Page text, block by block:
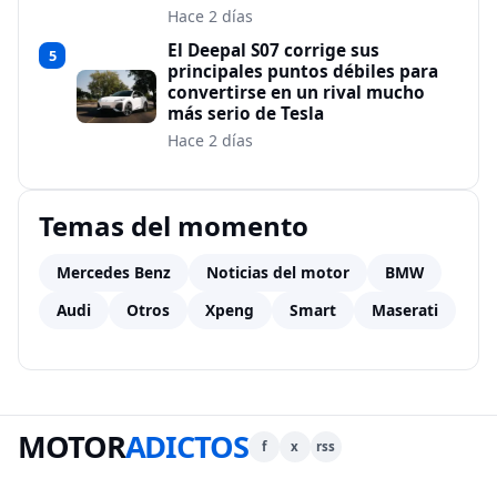
Hace 2 días
5
El Deepal S07 corrige sus
principales puntos débiles para
convertirse en un rival mucho
más serio de Tesla
Hace 2 días
Temas del momento
Mercedes Benz Noticias del motor
BMW
Audi
Otros Xpeng Smart Maserati
MOTORADICTOS f x rss